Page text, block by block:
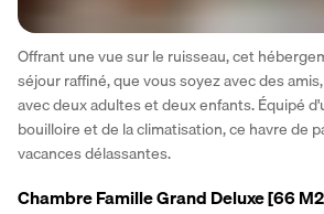
Offrant une vue sur le ruisseau, cet
séjour raffiné, que vous soyez avec des
avec deux adultes et deux enfants. Équipé
bouilloire et de la climatisation, ce havre de
vacances délassantes.
Chambre Famille Grand Deluxe[66